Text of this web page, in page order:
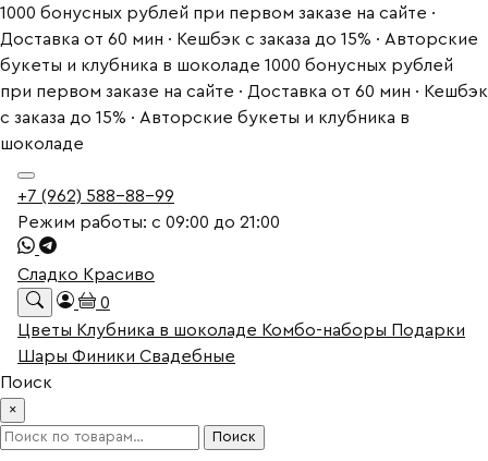
1000 бонусных рублей при первом заказе на сайте ·
Доставка от 60 мин · Кешбэк с заказа до 15% · Авторские
букеты и клубника в шоколаде 1000 бонусных рублей
при первом заказе на сайте · Доставка от 60 мин · Кешбэк
с заказа до 15% · Авторские букеты и клубника в
шоколаде
+7 (962) 588-88-99
Режим работы: с 09:00 до 21:00
Сладко Красиво
0
Цветы Клубника в шоколаде Комбо-наборы Подарки
Шары Финики Свадебные
Поиск
×
Искать: Поиск